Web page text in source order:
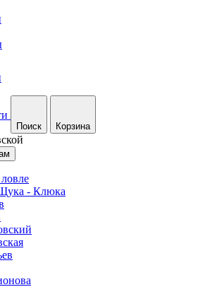
Поиск Корзина
- Клюка